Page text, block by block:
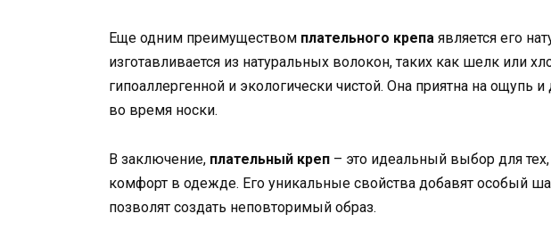
Еще одним преимуществом плательного крепа является его
изготавливается из натуральных волокон, таких как шелк или
гипоаллергенной и экологически чистой. Она приятна на ощупь
во время носки.
В заключение, плательный креп – это идеальный выбор для тех,
комфорт в одежде. Его уникальные свойства добавят особый
позволят создать неповторимый образ.